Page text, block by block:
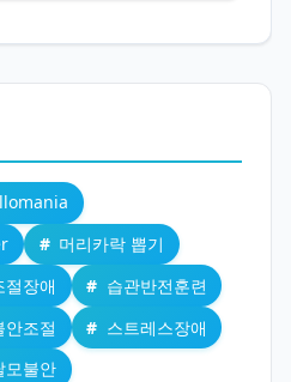
머리카락 뽑기
절장애
습관반전훈련
안조절
스트레스장애
모불안